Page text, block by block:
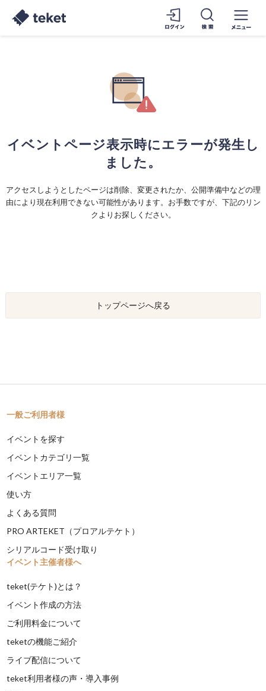
イベントページ表示時にエラーが発生し
ました。
アクセスしようとしたページは削除、変更されたか、公開準備中などの理
由により現在利用できない可能性があります。お手数ですが、下記のリン
クよりお探しください。
トップページへ戻る
一般ご利用者様
イベントを探す
イベントカテゴリ一覧
イベントエリア一覧
使い方
よくある質問
PRO ARTEKET（プロアルテケト）
シリアルコード受け取り
イベント主催者様へ
teket(テケト)とは？
イベント作成の方法
ご利用料金について
teketの機能ご紹介
ライブ配信について
teket利用者様の声・導入事例